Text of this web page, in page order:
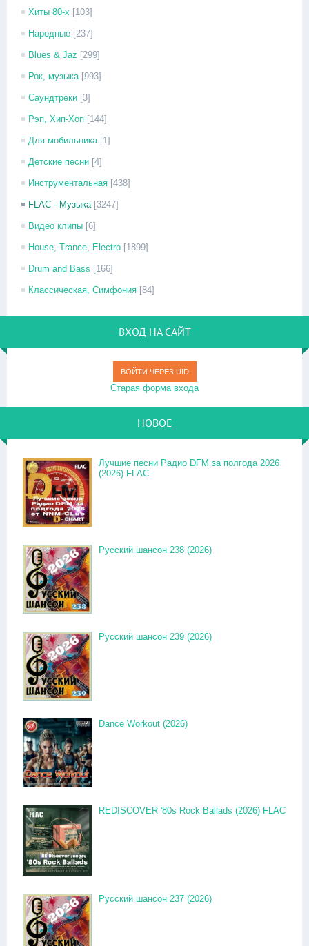
Хиты 80-х [103]
Народные [237]
Blues & Jaz [299]
Рок, музыка [993]
Саундтреки [3]
Рэп, Хип-Хоп [144]
Для мобильника [1]
Детские песни [4]
Инструментальная [438]
FLAC - Музыка [3247]
Видео клипы [6]
House, Trance, Electro [1899]
Drum and Bass [166]
Классическая, Симфония [84]
ВХОД НА САЙТ
ВОЙТИ ЧЕРЕЗ UID
Старая форма входа
НОВОЕ
Лучшие песни Радио DFM за полгода 2026
(2026) FLAC
Русский шансон 238 (2026)
Русский шансон 239 (2026)
Dance Workout (2026)
REDISCOVER '80s Rock Ballads (2026) FLAC
Русский шансон 237 (2026)